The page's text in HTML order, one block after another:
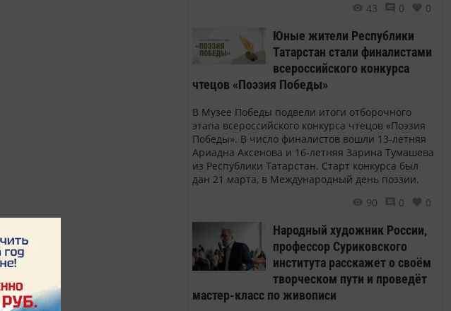
43
0 0
Юные жители Республики
Татарстан стали финалистами
всероссийского конкурса
чтецов «Поэзия Победы»
В Музее Победы подвели итоги отборочного
этапа всероссийского конкурса чтецов «Поэзия
Победы». В число финалистов вошли 13-летняя
Ариадна Аксенова и 16-летняя Зарина Тумашева
из Республики Татарстан. Старт конкурса был
дан 21 марта, в Международный день поэзии.
90
0 0
Народный художник России,
профессор Суриковского
института расскажет о своём
творческом пути и проведёт
мастер-класс по живописи